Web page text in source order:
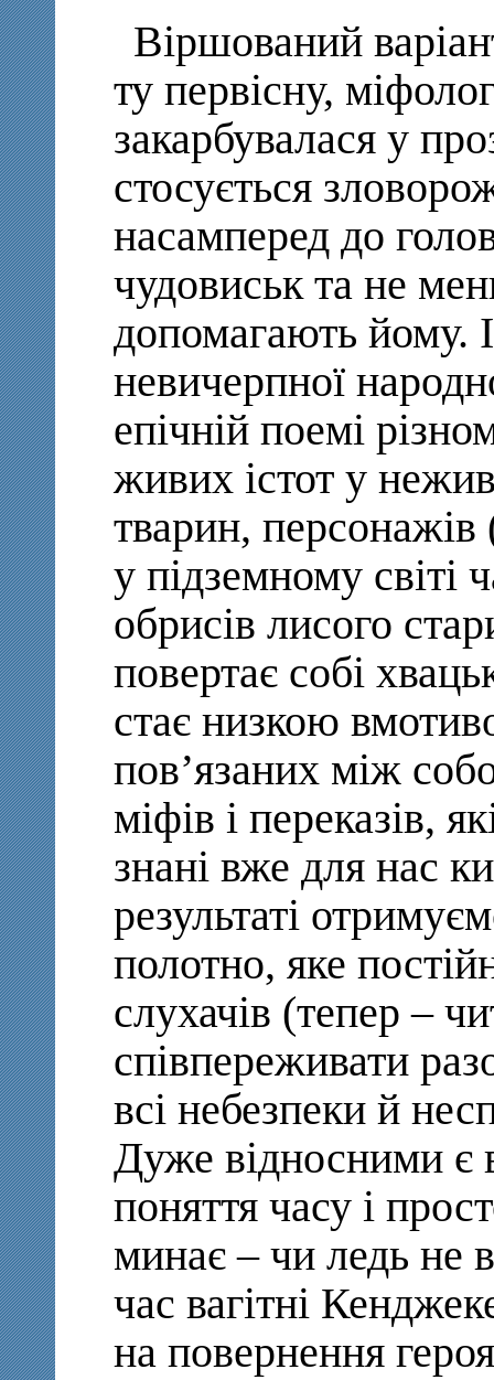
Віршований
ту первісну,
закарбувалася у
стосується
насамперед до
чудовиськ та не
допомагають йому.
невичерпної
епічній поемі
живих істот у
тварин,
у підземному світі
обрисів лисого
повертає собі
стає низкою
пов’язаних між
міфів і переказів,
знані вже для нас
результаті
полотно, яке
слухачів (тепер –
співпереживати
всі небезпеки й
Дуже відносними є
поняття часу і
минає – чи ледь не
час вагітні
на повернення